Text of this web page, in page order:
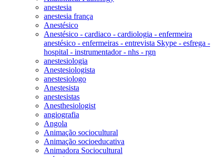
anestesia
anestesia frança
Anestésico
Anestésico - cardiaco - cardiologia - enfermeira
anestésico - enfermeiras - entrevista Skype - esfrega -
hospital - instrumentador - nhs - rgn
anestesiologia
Anestesiologista
anestesiologo
Anestesista
anestesistas
Anesthesiologist
angiografia
Angola
Animação sociocultural
Animação socioeducativa
Animadora Sociocultural